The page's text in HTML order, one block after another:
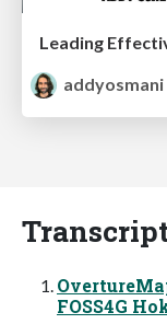
Leading
addyosmani
FOSS4G